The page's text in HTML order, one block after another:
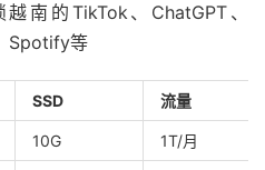
南的TikTok、ChatGPT、
Spotify等
SSD 流量
10G 1T/月